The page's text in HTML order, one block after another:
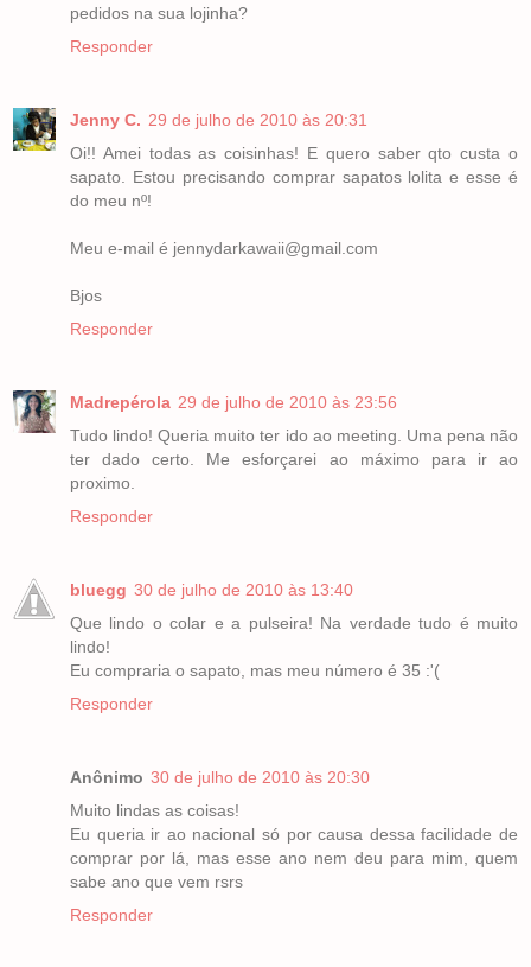
pedidos na sua lojinha?
Responder
Jenny C. 29 de julho de 2010 às 20:31
Oi!! Amei todas as coisinhas! E quero saber qto custa o
sapato. Estou precisando comprar sapatos lolita e esse é
do meu nº!
Meu e-mail é jennydarkawaii@gmail.com
Bjos
Responder
Madrepérola 29 de julho de 2010 às 23:56
Tudo lindo! Queria muito ter ido ao meeting. Uma pena não
ter dado certo. Me esforçarei ao máximo para ir ao
proximo.
Responder
bluegg 30 de julho de 2010 às 13:40
Que lindo o colar e a pulseira! Na verdade tudo é muito
lindo!
Eu compraria o sapato, mas meu número é 35 :'(
Responder
Anônimo 30 de julho de 2010 às 20:30
Muito lindas as coisas!
Eu queria ir ao nacional só por causa dessa facilidade de
comprar por lá, mas esse ano nem deu para mim, quem
sabe ano que vem rsrs
Responder